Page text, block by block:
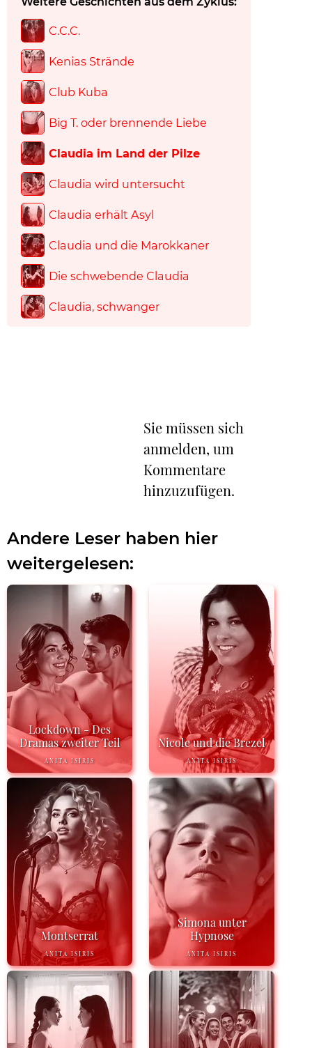
C.C.C.
Kenias Strände
Club Kuba
Big T. oder brennende Liebe
Claudia im Land der Pilze
Claudia wird untersucht
Claudia erhält Asyl
Claudia und die Marokkaner
Die schwebende Claudia
Claudia, schwanger
Sie müssen sich
anmelden, um
Kommentare
hinzuzufügen.
Andere Leser haben hier
weitergelesen:
Lockdown - Des
Dramas zweiter Teil
ANITA ISIRIS
Nicole und die Brezel
ANITA ISIRIS
Montserrat
ANITA ISIRIS
Simona unter
Hypnose
ANITA ISIRIS